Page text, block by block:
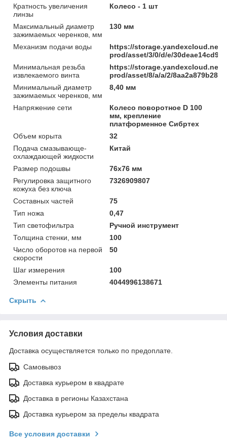
Кратность увеличения
линзы
Колесо - 1 шт
Максимальный диаметр
зажимаемых черенков, мм
130 мм
Механизм подачи воды
https://storage.yandexcloud.net/
prod/asset/3/0/d/e/
Минимальная резьба
извлекаемого винта
https://storage.yandexcloud.net/
prod/asset/8/a/a/2/
Минимальный диаметр
зажимаемых черенков, мм
8,40 мм
Напряжение сети
Колесо поворотное D 100
мм, крепление
платформенное Сибртех
Объем корыта
32
Подача смазывающе-
охлаждающей жидкости
Китай
Размер подошвы
76x76 мм
Регулировка защитного
кожуха без ключа
7326909807
Составных частей
75
Тип ножа
0,47
Тип светофильтра
Ручной инструмент
Толщина стенки, мм
100
Число оборотов на первой
скорости
50
Шаг измерения
100
Элементы питания
4044996138671
Скрыть
Условия доставки
Доставка осуществляется только по предоплате.
Самовывоз
Доставка курьером в квадрате
Доставка в регионы Казахстана
Доставка курьером за пределы квадрата
Все условия доставки